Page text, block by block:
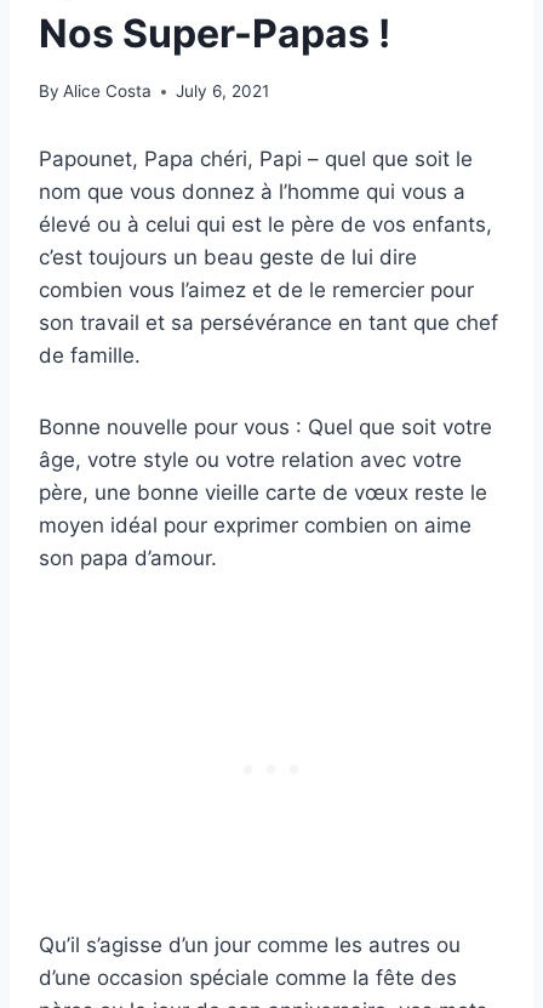
Nos Super-Papas !
By Alice Costa July 6, 2021
Papounet, Papa chéri, Papi – quel que soit le
nom que vous donnez à l’homme qui vous a
élevé ou à celui qui est le père de vos enfants,
c’est toujours un beau geste de lui dire
combien vous l’aimez et de le remercier pour
son travail et sa persévérance en tant que chef
de famille.
Bonne nouvelle pour vous : Quel que soit votre
âge, votre style ou votre relation avec votre
père, une bonne vieille carte de vœux reste le
moyen idéal pour exprimer combien on aime
son papa d’amour.
Qu’il s’agisse d’un jour comme les autres ou
d’une occasion spéciale comme la fête des